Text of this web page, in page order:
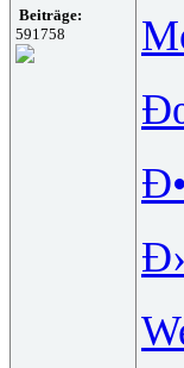
Beiträge:
591758